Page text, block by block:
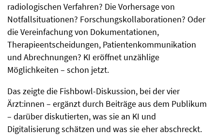
radiologischen Verfahren? Die Vorhersage von
Notfallsituationen? Forschungskollaborationen? Oder
die Vereinfachung von Dokumentationen,
Therapieentscheidungen, Patientenkommunikation
und Abrechnungen? KI eröffnet unzählige
Möglichkeiten – schon jetzt.
Das zeigte die Fishbowl-Diskussion, bei der vier
Ärzt:innen – ergänzt durch Beiträge aus dem Publikum
– darüber diskutierten, was sie an KI und
Digitalisierung schätzen und was sie eher abschreckt.